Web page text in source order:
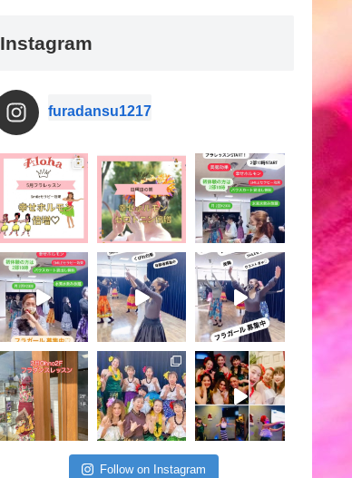
Instagram
furadansu1217
Follow on Instagram